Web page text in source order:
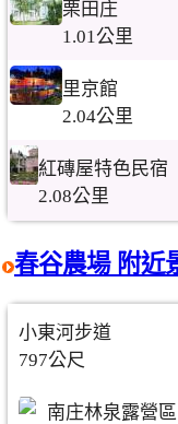
栗田庄
1.01公里
里京館
2.04公里
紅磚屋特色民宿
2.08公里
春谷農場 附近
小東河步道
797公尺
南庄林泉露營區